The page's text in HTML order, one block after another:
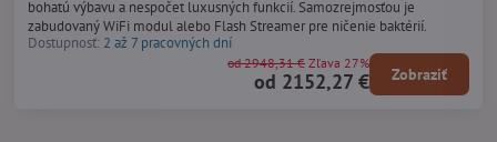
bohatú výbavu a nespočet luxusných funkcií. Samozrejmosťou je
zabudovaný WiFi modul alebo Flash Streamer pre ničenie baktérií.
Dostupnosť: 2 až 7 pracovných dní
od 2152,27 €
od 2948,31 € Zľava 27%
Zobraziť